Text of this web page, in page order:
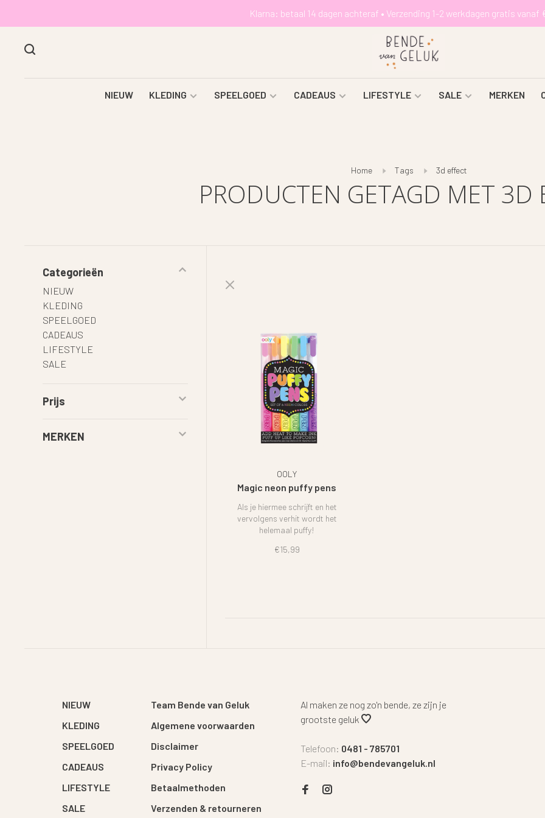
Klarna: betaal 14 dagen achteraf • Verzending 1-2 werkdagen gratis vanaf
NIEUW KLEDING SPEELGOED CADEAUS LIFESTYLE SALE MERKEN
Home Tags 3d effect
PRODUCTEN GETAGD MET 3D
Categorieën
NIEUW
KLEDING
SPEELGOED
CADEAUS
LIFESTYLE
SALE
Prijs
MERKEN
OOLY
Magic neon puffy pens
Als je hiermee schrijft en het
vervolgens verhit wordt het
helemaal puffy!
€15,99
NIEUW
KLEDING
SPEELGOED
CADEAUS
LIFESTYLE
SALE
Team Bende van Geluk
Algemene voorwaarden
Disclaimer
Privacy Policy
Betaalmethoden
Verzenden & retourneren
Al maken ze nog zo'n bende, ze zijn je
grootste geluk
Telefoon: 0481 - 785701
E-mail: info@bendevangeluk.nl